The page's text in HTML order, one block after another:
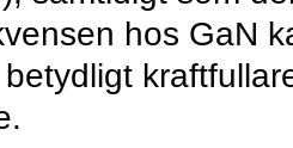
hos GaN